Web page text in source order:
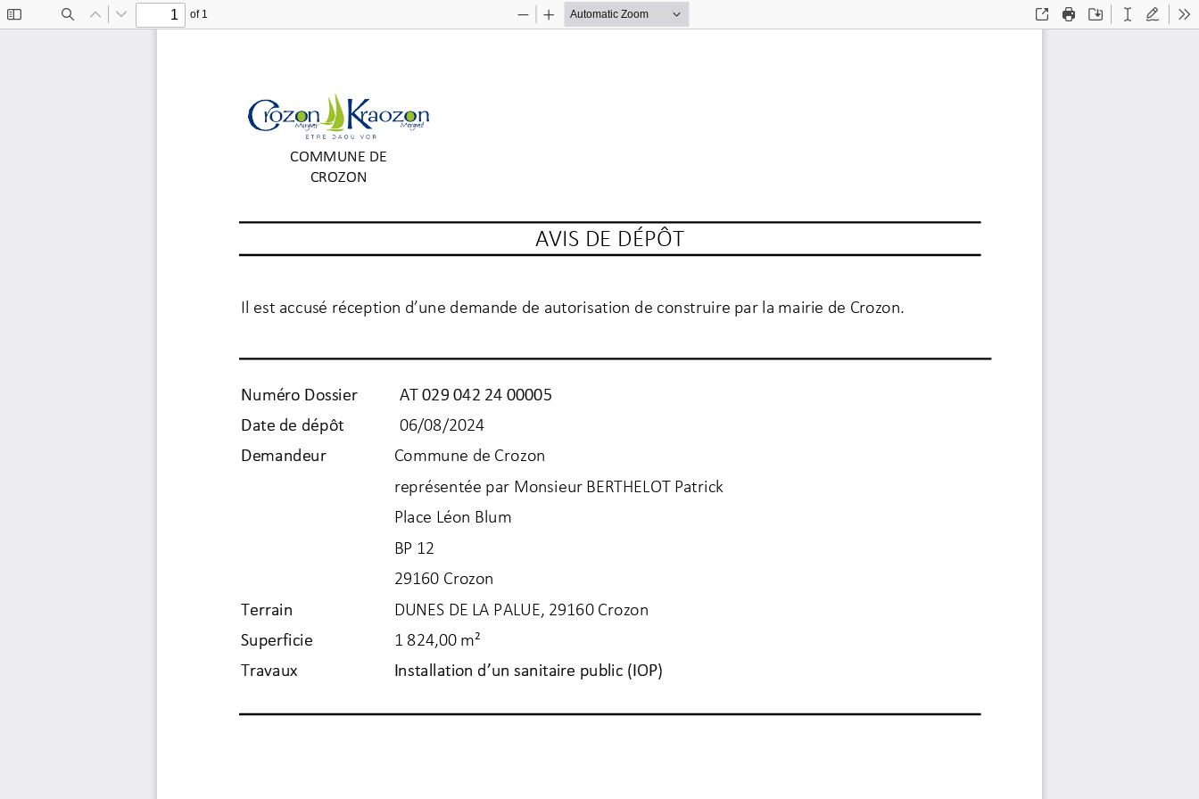
Toggle
FindPrevious
Next
of 1
OpenPrintSaveTextDraw
ZoomZoom
AVIS DE DÉPÔT
Il est accusé réception d’une demande de autorisation de construire par la mairie de Crozon.
Numéro Dossier
AT 029 042 24 00005
Date de dépôt
06/08/2024
Demandeur
Commune de Crozon
représentée par Monsieur BERTHELOT Patrick
Place Léon Blum
BP 12
29160 Crozon
Terrain
DUNES DE LA PALUE, 29160 Crozon
Superficie
1 824,00 m²
Travaux
Installation d’un sanitaire public (IOP)
COMMUNE DE
CROZON